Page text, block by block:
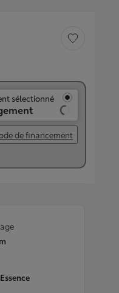
Sauvegarder le
sélectionné
de financement